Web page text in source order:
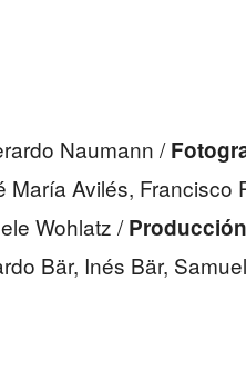
Naumann /
María Avilés, Francisco
Wohlatz /
Bär, Inés Bär,